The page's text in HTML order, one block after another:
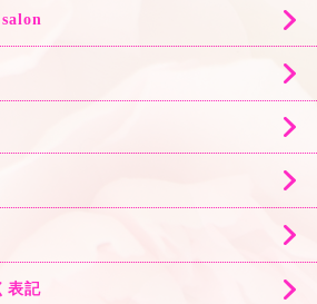
表記